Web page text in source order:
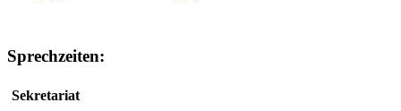
Sprechzeiten:
Sekretariat